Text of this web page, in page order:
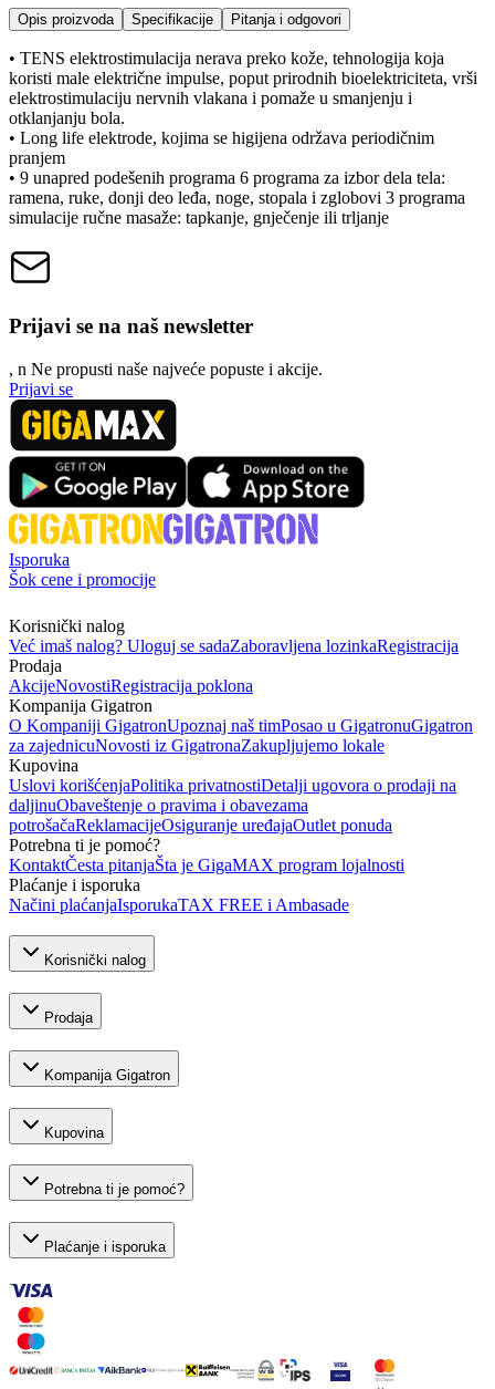
Opis proizvoda Specifikacije Pitanja i odgovori
• TENS elektrostimulacija nerava preko kože, tehnologija koja
koristi male električne impulse, poput prirodnih bioelektriciteta, vrši
elektrostimulaciju nervnih vlakana i pomaže u smanjenju i
otklanjanju bola.
• Long life elektrode, kojima se higijena održava periodičnim
pranjem
• 9 unapred podešenih programa 6 programa za izbor dela tela:
ramena, ruke, donji deo leđa, noge, stopala i zglobovi 3 programa
simulacije ručne masaže: tapkanje, gnječenje ili trljanje
Prijavi se na naš newsletter
, n Ne propusti naše najveće popuste i akcije.
Prijavi se
Isporuka
Šok cene i promocije
Korisnički nalog
Već imaš nalog? Uloguj se sadaZaboravljena lozinkaRegistracija
Prodaja
AkcijeNovostiRegistracija poklona
Kompanija Gigatron
O Kompaniji GigatronUpoznaj naš timPosao u GigatronuGigatron
za zajednicuNovosti iz GigatronaZakupljujemo lokale
Kupovina
Uslovi korišćenjaPolitika privatnostiDetalji ugovora o prodaji na
daljinuObaveštenje o pravima i obavezama
potrošačaReklamacijeOsiguranje uređajaOutlet ponuda
Potrebna ti je pomoć?
KontaktČesta pitanjaŠta je GigaMAX program lojalnosti
Plaćanje i isporuka
Načini plaćanjaIsporukaTAX FREE i Ambasade
Korisnički nalog
Prodaja
Kompanija Gigatron
Kupovina
Potrebna ti je pomoć?
Plaćanje i isporuka